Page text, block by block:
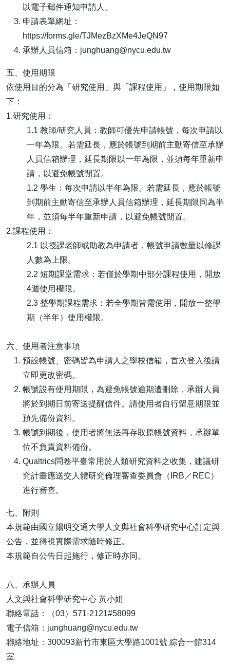
以電子郵件通知申請人。
申請表單網址：
https://forms.gle/TJMezBzXMe4JeQN97
承辦人員信箱：junghuang@nycu.edu.tw
五、使用期限
依使用目的分為「研究使用」與「課程使用」，使用期限如
下：
1.研究使用：
1.1 教師/研究人員：教師可優先申請帳號，每次申請以
一年為限。若需延長，應於帳號到期前主動寄信至承辦
人員信箱辦理，延長期限以一年為限，並須每年重新申
請，以避免帳號閒置。
1.2 學生：每次申請以半年為限。若需延長，應於帳號
到期前主動寄信至承辦人員信箱辦理，延長期限同為半
年，並須每半年重新申請，以避免帳號閒置。
2.課程使用：
2.1 以授課老師或助教為申請者，帳號申請數量以修課
人數為上限。
2.2 短期課堂需求：若僅於學期中部分課程使用，開放
4週使用權限。
2.3 整學期課程需求：若全學期皆需使用，開放一整學
期（半年）使用權限。
六、使用者注意事項
預設帳號、密碼皆為申請人之學校信箱，首次登入後請
立即更改密碼。
帳號設有使用期限，為避免帳號逾期遭刪除，承辦人員
將於到期日前寄送提醒信件。請使用者自行留意期限並
預先備份資料。
帳號到期後，使用者將無法再存取原帳號資料，承辦單
位不負責資料備份。
Qualtrics問卷平臺常用於人類研究資料之收集，建議研
究計畫應送交人體研究倫理審查委員會（IRB／REC）
進行審查。
七、附則
本規範由國立陽明交通大學人文與社會科學研究中心訂定與
公告，並得視實際需求隨時修正。
本規範自公告日起施行，修正時亦同。
八、承辦人員
人文與社會科學研究中心 黃小姐
聯絡電話：（03）571-2121#58099
電子信箱：junghuang@nycu.edu.tw
聯絡地址：300093新竹市東區大學路1001號 綜合一館314
室